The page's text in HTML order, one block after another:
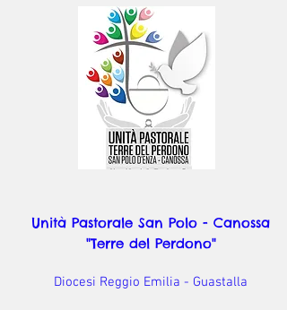
Unità Pastorale San Polo - Canossa
"Terre del Perdono"
Diocesi Reggio Emilia - Guastalla